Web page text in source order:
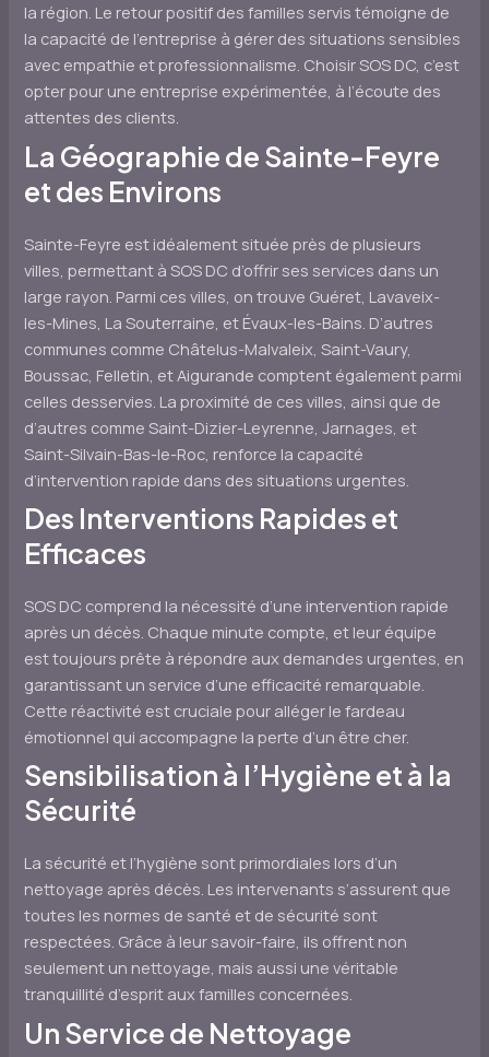
la région. Le retour positif des familles servis témoigne de
la capacité de l’entreprise à gérer des situations sensibles
avec empathie et professionnalisme. Choisir SOS DC, c’est
opter pour une entreprise expérimentée, à l’écoute des
attentes des clients.
La Géographie de Sainte-Feyre
et des Environs
Sainte-Feyre est idéalement située près de plusieurs
villes, permettant à SOS DC d’offrir ses services dans un
large rayon. Parmi ces villes, on trouve Guéret, Lavaveix-
les-Mines, La Souterraine, et Évaux-les-Bains. D’autres
communes comme Châtelus-Malvaleix, Saint-Vaury,
Boussac, Felletin, et Aigurande comptent également parmi
celles desservies. La proximité de ces villes, ainsi que de
d’autres comme Saint-Dizier-Leyrenne, Jarnages, et
Saint-Silvain-Bas-le-Roc, renforce la capacité
d’intervention rapide dans des situations urgentes.
Des Interventions Rapides et
Efficaces
SOS DC comprend la nécessité d’une intervention rapide
après un décès. Chaque minute compte, et leur équipe
est toujours prête à répondre aux demandes urgentes, en
garantissant un service d’une efficacité remarquable.
Cette réactivité est cruciale pour alléger le fardeau
émotionnel qui accompagne la perte d’un être cher.
Sensibilisation à l’Hygiène et à la
Sécurité
La sécurité et l’hygiène sont primordiales lors d’un
nettoyage après décès. Les intervenants s’assurent que
toutes les normes de santé et de sécurité sont
respectées. Grâce à leur savoir-faire, ils offrent non
seulement un nettoyage, mais aussi une véritable
tranquillité d’esprit aux familles concernées.
Un Service de Nettoyage